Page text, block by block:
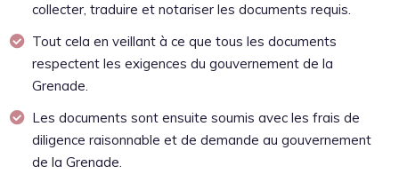
collecter, traduire et notariser les documents requis.
Tout cela en veillant à ce que tous les documents
respectent les exigences du gouvernement de la
Grenade.
Les documents sont ensuite soumis avec les frais de
diligence raisonnable et de demande au gouvernement
de la Grenade.